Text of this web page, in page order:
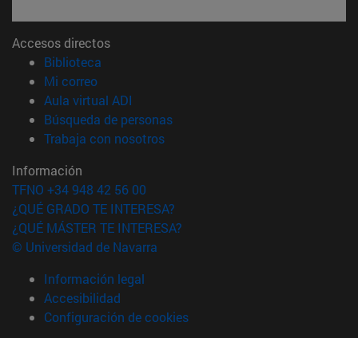
Accesos directos
Biblioteca
Mi correo(abre en nueva ventana)
Aula virtual ADI
Búsqueda de personas(abre en nueva ventana)
Trabaja con nosotros(abre en nueva ventana)
Información
TFNO +34 948 42 56 00
¿QUÉ GRADO TE INTERESA?
¿QUÉ MÁSTER TE INTERESA?
© Universidad de Navarra
Información legal
Accesibilidad
Configuración de cookies